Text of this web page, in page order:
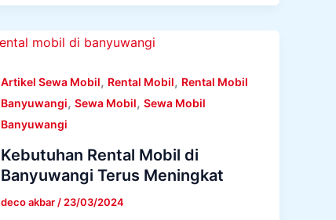
Artikel Sewa Mobil, Rental Mobil, Rental Mobil
Banyuwangi,Sewa Mobil,Sewa Mobil
Banyuwangi
Kebutuhan Rental Mobil di
Banyuwangi Terus Meningkat
deco akbar / 23/03/2024